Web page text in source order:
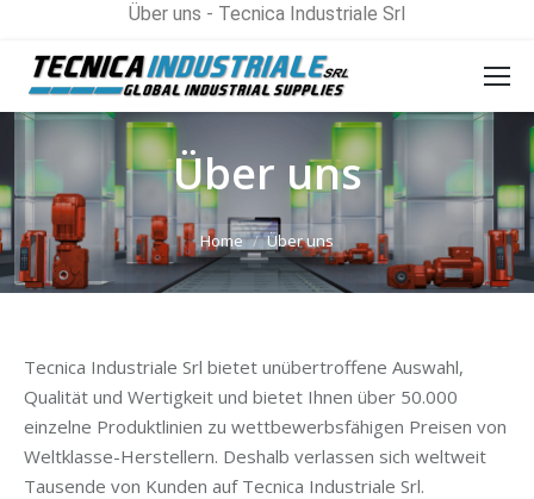
Über uns - Tecnica Industriale Srl
Über uns
You are here:
Home Über uns
Tecnica Industriale Srl bietet unübertroffene Auswahl,
Qualität und Wertigkeit und bietet Ihnen über 50.000
einzelne Produktlinien zu wettbewerbsfähigen Preisen von
Weltklasse-Herstellern. Deshalb verlassen sich weltweit
Tausende von Kunden auf Tecnica Industriale Srl.